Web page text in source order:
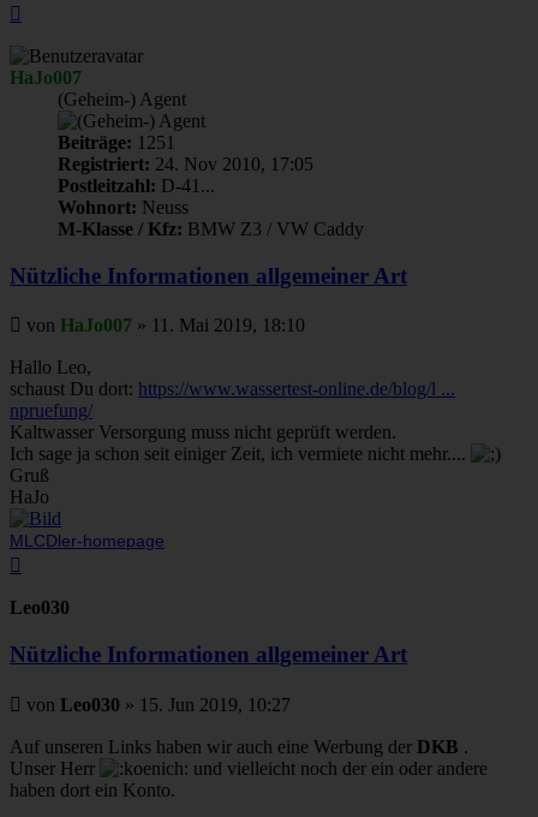
HaJo007
(Geheim-) Agent
Beiträge: 1251
Registriert: 24. Nov 2010, 17:05
Postleitzahl: D-41...
Wohnort: Neuss
M-Klasse / Kfz: BMW Z3 / VW Caddy
Nützliche Informationen allgemeiner Art
Beitrag
von HaJo007 » 11. Mai 2019, 18:10
Hallo Leo,
schaust Du dort: https://www.wassertest-online.de/blog/l ...
npruefung/
Kaltwasser Versorgung muss nicht geprüft werden.
Ich sage ja schon seit einiger Zeit, ich vermiete nicht mehr....
Gruß
HaJo
MLCDler-homepage
Leo030
Nützliche Informationen allgemeiner Art
Beitrag
von Leo030 » 15. Jun 2019, 10:27
Auf unseren Links haben wir auch eine Werbung der DKB .
Unser Herr
und vielleicht noch der ein oder andere
haben dort ein Konto.